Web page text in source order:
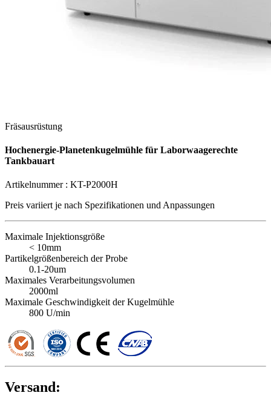
Fräsausrüstung
Hochenergie-Planetenkugelmühle für Laborwaagerechte
Tankbauart
Artikelnummer : KT-P2000H
Preis variiert je nach Spezifikationen und Anpassungen
Maximale Injektionsgröße
< 10mm
Partikelgrößenbereich der Probe
0.1-20um
Maximales Verarbeitungsvolumen
2000ml
Maximale Geschwindigkeit der Kugelmühle
800 U/min
Versand: